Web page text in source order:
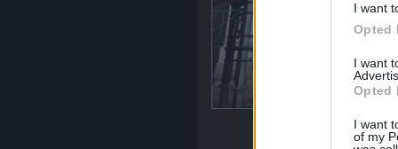
I want
Opted
I want
Opted
I want
of my
A